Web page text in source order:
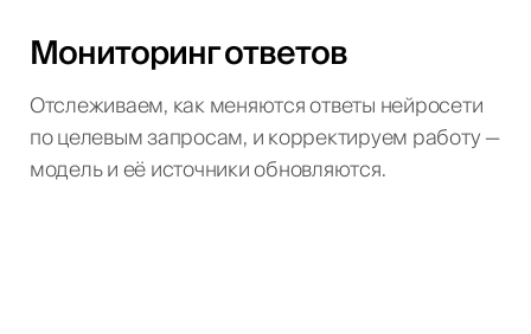
Мониторинг ответов
Отслеживаем, как меняются ответы нейросети
по целевым запросам, и корректируем работу —
модель и её источники обновляются.